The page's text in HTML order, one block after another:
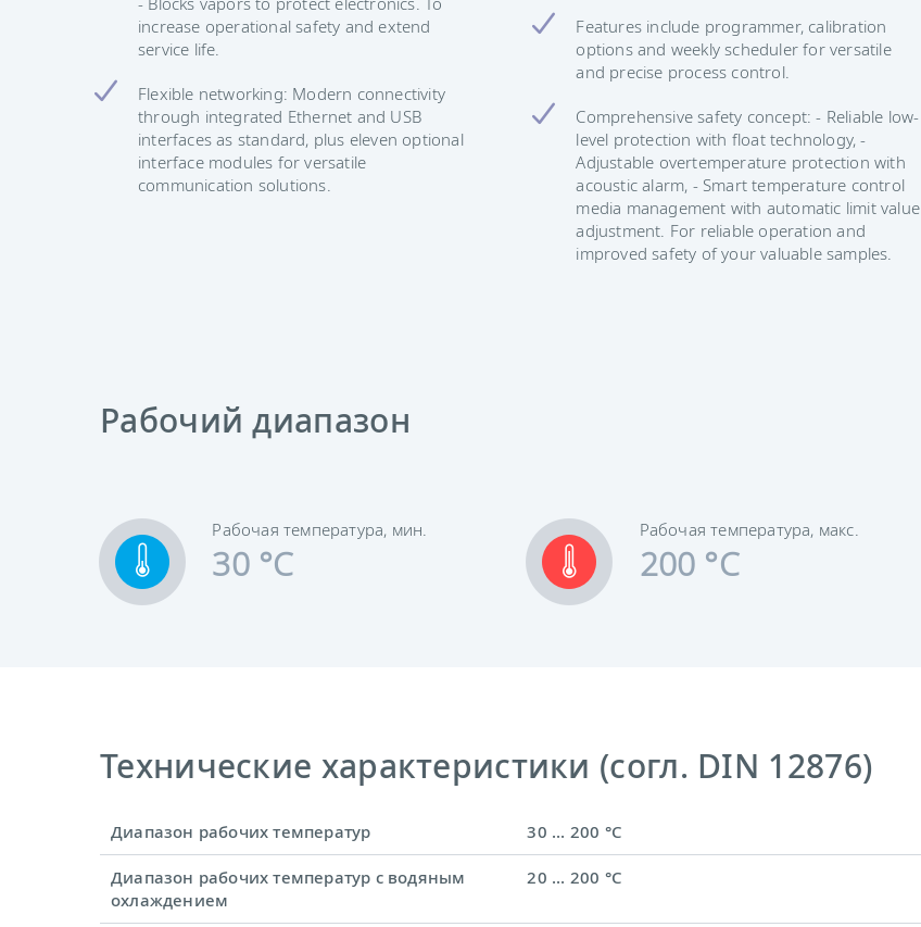
increase operational safety and extend
service life.
Flexible networking: Modern connectivity
through integrated Ethernet and USB
interfaces as standard, plus eleven optional
interface modules for versatile
communication solutions.
Features include programmer, calibration
options and weekly scheduler for versatile
and precise process control.
Comprehensive safety concept: - Reliable low-
level protection with float technology, -
Adjustable overtemperature protection with
acoustic alarm, - Smart temperature control
media management with automatic limit value
adjustment. For reliable operation and
improved safety of your valuable samples.
Рабочий диапазон
Рабочая температура, мин.
30 °C
Рабочая температура, макс.
200 °C
Технические характеристики (согл. DIN 12876)
Диапазон рабочих температур 30 ... 200 °C
Диапазон рабочих температур с водяным
охлаждением
20 ... 200 °C